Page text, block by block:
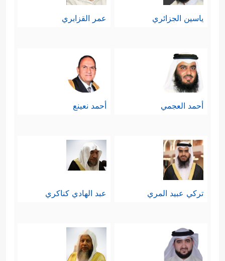
ياسين الجزائري عمر القزابري
أحمد العجمي أحمد نعينع
تركي عبيد المري عبد الهادي كناكري